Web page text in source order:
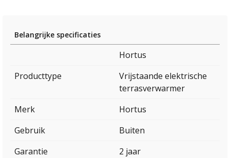
Belangrijke specificaties
Hortus
Producttype
Vrijstaande elektrische
terrasverwarmer
Merk
Hortus
Gebruik
Buiten
Garantie
2 jaar